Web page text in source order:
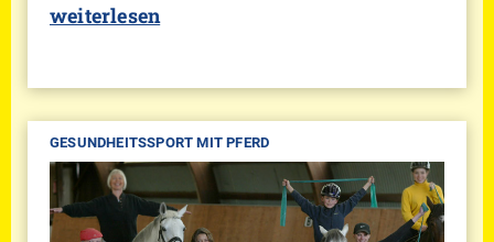
weiterlesen
GESUNDHEITSSPORT MIT PFERD